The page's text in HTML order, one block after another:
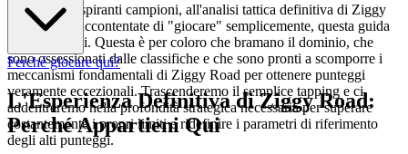
Benvenuti, aspiranti campioni, all'analisi tattica definitiva di Ziggy
Road. Se vi accontentate di "giocare" semplicemente, questa guida
non fa per voi. Questa è per coloro che bramano il dominio, che
sono ossessionati dalle classifiche e che sono pronti a scomporre i
meccanismi fondamentali di Ziggy Road per ottenere punteggi
veramente eccezionali. Trascenderemo il semplice tapping e ci
addentreremo nella profondità strategica necessaria per superare
costantemente i propri limiti e ridefinire i parametri di riferimento
degli alti punteggi.
Perché giocare qui?
L'Esperienza Definitiva di Ziggy Road:
Perché Appartieni Qui